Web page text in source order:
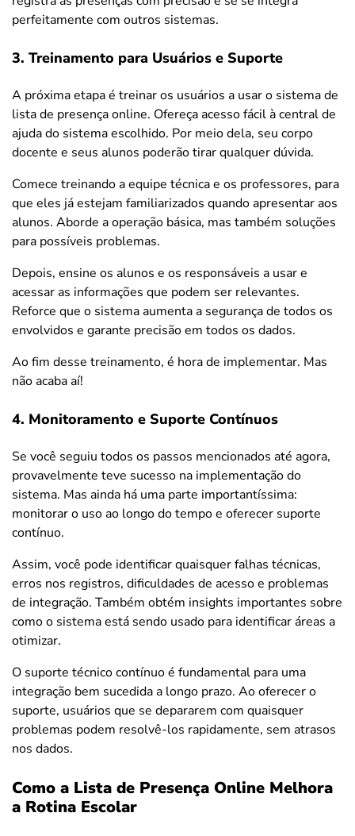
perfeitamente com outros sistemas.
3. Treinamento para Usuários e Suporte
A próxima etapa é treinar os usuários a usar o sistema de
lista de presença online. Ofereça acesso fácil à central de
ajuda do sistema escolhido. Por meio dela, seu corpo
docente e seus alunos poderão tirar qualquer dúvida.
Comece treinando a equipe técnica e os professores, para
que eles já estejam familiarizados quando apresentar aos
alunos. Aborde a operação básica, mas também soluções
para possíveis problemas.
Depois, ensine os alunos e os responsáveis a usar e
acessar as informações que podem ser relevantes.
Reforce que o sistema aumenta a segurança de todos os
envolvidos e garante precisão em todos os dados.
Ao fim desse treinamento, é hora de implementar. Mas
não acaba aí!
4. Monitoramento e Suporte Contínuos
Se você seguiu todos os passos mencionados até agora,
provavelmente teve sucesso na implementação do
sistema. Mas ainda há uma parte importantíssima:
monitorar o uso ao longo do tempo e oferecer suporte
contínuo.
Assim, você pode identificar quaisquer falhas técnicas,
erros nos registros, dificuldades de acesso e problemas
de integração. Também obtém insights importantes sobre
como o sistema está sendo usado para identificar áreas a
otimizar.
O suporte técnico contínuo é fundamental para uma
integração bem sucedida a longo prazo. Ao oferecer o
suporte, usuários que se depararem com quaisquer
problemas podem resolvê-los rapidamente, sem atrasos
nos dados.
Como a Lista de Presença Online Melhora
a Rotina Escolar